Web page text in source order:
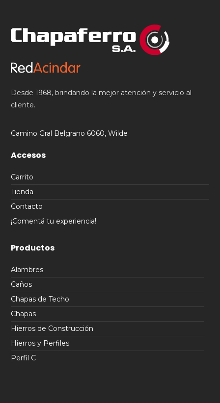
Desde 1968, brindando la mejor atención y servicio al
cliente.
Camino Gral Belgrano 6060, Wilde
Accesos
Carrito
Tienda
Contacto
¡Comentá tu experiencia!
Productos
Alambres
Caños
Chapas de Techo
Chapas
Hierros de Construcción
Hierros y Perfiles
Perfil C